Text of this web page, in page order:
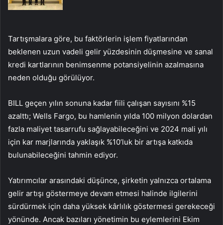
Tartışmalara göre, bu faktörlerin işlem fiyatlarından
beklenen uzun vadeli gelir yüzdesinin düşmesine ve sanal
kredi kartlarının benimsenme potansiyelinin azalmasına
neden olduğu görülüyor.
BILL geçen yılın sonuna kadar fiili çalışan sayısını %15
azalttı; Wells Fargo, bu hamlenin yılda 100 milyon dolardan
fazla maliyet tasarrufu sağlayabileceğini ve 2024 mali yılı
için kar marjlarında yaklaşık %10’luk bir artışa katkıda
bulunabileceğini tahmin ediyor.
Yatırımcılar arasındaki düşünce, şirketin yalnızca ortalama
gelir artışı göstermeye devam etmesi halinde ilgilerini
sürdürmek için daha yüksek kârlılık göstermesi gerekeceği
yönünde. Ancak bazıları yönetimin bu eylemlerini Ekim